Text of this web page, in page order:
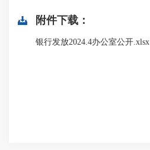
附件下载：
银行发放2024.4办公室公开.xlsx